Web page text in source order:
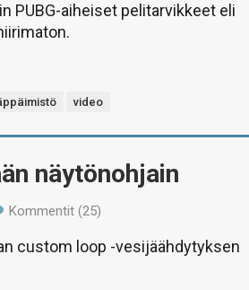
PUBG-aiheiset pelitarvikkeet eli
video
näytönohjain
Kommentit (25)
custom loop -vesijäähdytyksen